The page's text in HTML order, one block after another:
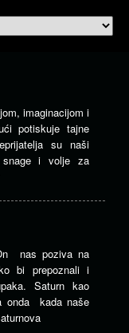
imaginacijom i
potiskuje tajne
su naši
snage i volje za
nas poziva na
bi prepoznali i
Saturn kao
onda kada naše